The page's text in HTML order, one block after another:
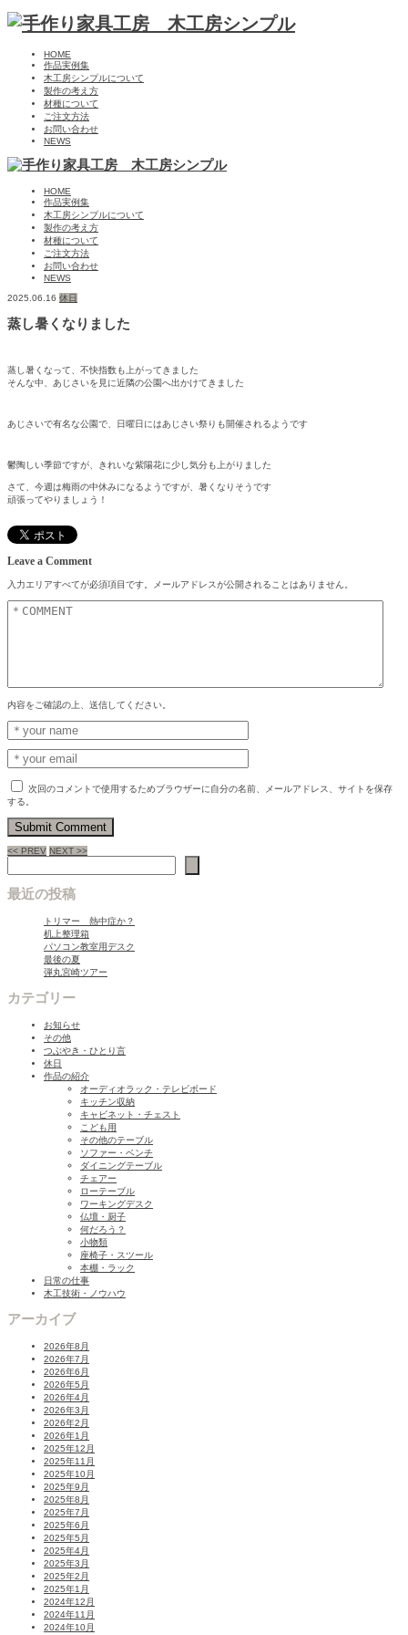
HOME
作品実例集
木工房シンプルについて
製作の考え方
材種について
ご注文方法
お問い合わせ
NEWS
HOME
作品実例集
木工房シンプルについて
製作の考え方
材種について
ご注文方法
お問い合わせ
NEWS
2025.06.16 休日
蒸し暑くなりました
蒸し暑くなって、不快指数も上がってきました
そんな中、あじさいを見に近隣の公園へ出かけてきました
あじさいで有名な公園で、日曜日にはあじさい祭りも開催されるようです
鬱陶しい季節ですが、きれいな紫陽花に少し気分も上がりました
さて、今週は梅雨の中休みになるようですが、暑くなりそうです
頑張ってやりましょう！
Leave a Comment
入力エリアすべてが必須項目です。メールアドレスが公開されることはありません。
内容をご確認の上、送信してください。
次回のコメントで使用するためブラウザーに自分の名前、メールアドレス、サイトを保存
する。
<< PREV NEXT >>
最近の投稿
トリマー 熱中症か？
机上整理箱
パソコン教室用デスク
最後の夏
弾丸宮崎ツアー
カテゴリー
お知らせ
その他
つぶやき・ひとり言
休日
作品の紹介
オーディオラック・テレビボード
キッチン収納
キャビネット・チェスト
こども用
その他のテーブル
ソファー・ベンチ
ダイニングテーブル
チェアー
ローテーブル
ワーキングデスク
仏壇・厨子
何だろう？
小物類
座椅子・スツール
本棚・ラック
日常の仕事
木工技術・ノウハウ
アーカイブ
2026年8月
2026年7月
2026年6月
2026年5月
2026年4月
2026年3月
2026年2月
2026年1月
2025年12月
2025年11月
2025年10月
2025年9月
2025年8月
2025年7月
2025年6月
2025年5月
2025年4月
2025年3月
2025年2月
2025年1月
2024年12月
2024年11月
2024年10月